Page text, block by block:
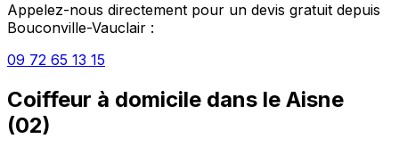
Appelez-nous directement pour un devis gratuit depuis
Bouconville-Vauclair :
09 72 65 13 15
Coiffeur à domicile dans le Aisne
(02)